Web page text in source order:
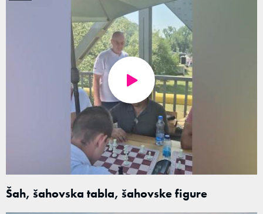
Šah, šahovska tabla, šahovske figure